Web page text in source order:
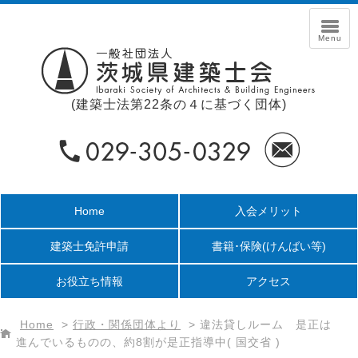
(建築士法第22条の４に基づく団体)
Home 入会メリット
建築士免許申請 書籍･保険(けんばい等)
お役立ち情報 アクセス
Home > 行政・関係団体より > 違法貸しルーム 是正は
進んでいるものの、約8割が是正指導中( 国交省 )